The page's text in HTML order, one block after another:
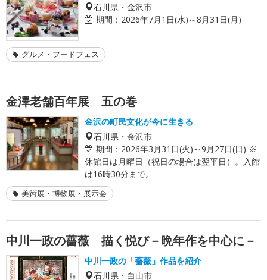
石川県・金沢市
期間： 2026年7月1日(水)～8月31日(月)
グルメ・フードフェス
金澤老舗百年展 五の巻
金沢の町民文化が今に生きる
石川県・金沢市
期間： 2026年3月31日(火)～9月27日(日) ※
休館日は月曜日（祝日の場合は翌平日）。入館
は16時30分まで。
美術展・博物展・展示会
中川一政の薔薇 描く悦び－晩年作を中心に－
中川一政の「薔薇」作品を紹介
石川県・白山市